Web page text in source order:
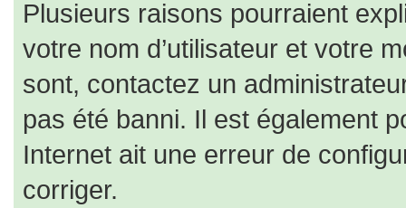
Plusieurs raisons pourraient
votre nom d’utilisateur et votre
sont, contactez un
pas été banni. Il est également
Internet ait une erreur de
corriger.